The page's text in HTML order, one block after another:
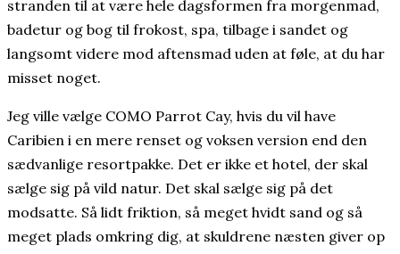
stranden til at være hele dagsformen fra morgenmad,
badetur og bog til frokost, spa, tilbage i sandet og
langsomt videre mod aftensmad uden at føle, at du har
misset noget.
Jeg ville vælge COMO Parrot Cay, hvis du vil have
Caribien i en mere renset og voksen version end den
sædvanlige resortpakke. Det er ikke et hotel, der skal
sælge sig på vild natur. Det skal sælge sig på det
modsatte. Så lidt friktion, så meget hvidt sand og så
meget plads omkring dig, at skuldrene næsten giver op